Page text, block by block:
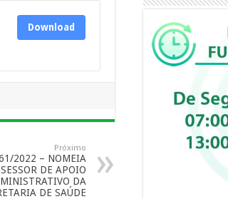
Download
Próximo
2022 – NOMEIA
DE APOIO
DA
DE SAÚDE